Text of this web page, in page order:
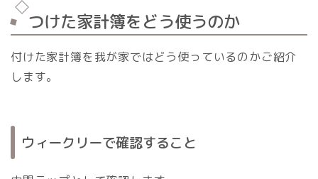
つけた家計簿をどう使うのか
付けた家計簿を我が家ではどう使っているのかご紹介
します。
ウィークリーで確認すること